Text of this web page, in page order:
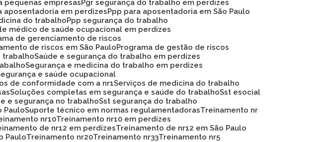
pequenas empresas
Pgr segurança do trabalho em perdizes
aposentadoria em perdizes
Ppp para aposentadoria em São Paulo
do trabalho
Ppp segurança do trabalho
médico de saúde ocupacional em perdizes
de gerenciamento de riscos
de riscos em São Paulo
Programa de gestão de riscos
trabalho Saúde e segurança do trabalho em perdizes
Segurança e medicina do trabalho em perdizes
Segurança e saúde ocupacional
de conformidade com a nr1 Serviços de medicina do trabalho
Soluções completas em segurança e saúde do trabalho Sst esocial
e segurança no trabalho Sst segurança do trabalho
Paulo Suporte técnico em normas regulamentadoras
Treinamento nr
nr10
Treinamento nr10 em perdizes
de nr12 em perdizes
Treinamento de nr12 em São Paulo
Paulo Treinamento nr20 Treinamento nr33 Treinamento nr5